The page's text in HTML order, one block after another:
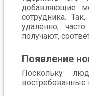
добавляющие
сотрудника.
удаленно,
получают,
Появление
Поскольку
востребованные